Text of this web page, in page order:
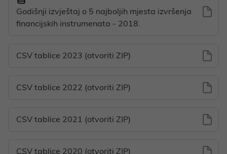
Godišnji izvještaj o 5 najboljih mjesta izvršenja
financijskih instrumenata - 2018.
CSV tablice 2023 (otvoriti ZIP)
CSV tablice 2022 (otvoriti ZIP)
CSV tablice 2021 (otvoriti ZIP)
CSV tablice 2020 (otvoriti ZIP)